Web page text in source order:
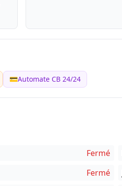
💳Automate CB 24/24
Fermé
Fermé